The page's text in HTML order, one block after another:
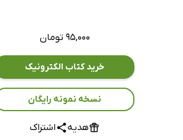
۹۵,۰۰۰ تومان
خرید کتاب الکترونیک
نسخه نمونه رایگان
هدیه اشتراک